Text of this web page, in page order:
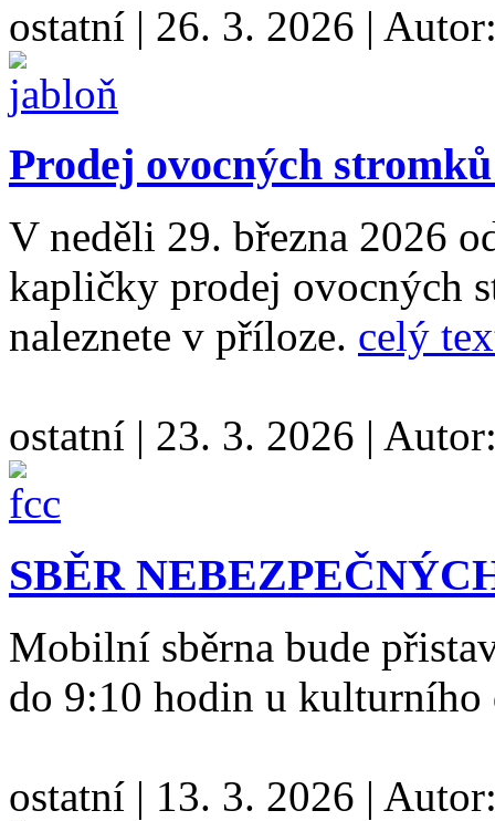
ostatní | 26. 3. 2026 |
Prodej ovocných
V neděli 29. března 2026
kapličky prodej ovocných
naleznete v příloze. celý
ostatní | 23. 3. 2026 |
SBĚR
Mobilní sběrna bude
do 9:10 hodin u
ostatní | 13. 3. 2026 |